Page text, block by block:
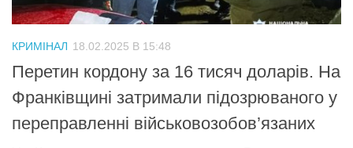
Курйози
Культура
Шоу-біз
#Війна
КРИМІНАЛ 18.02.2025 В 15:48
Перетин кордону за 16 тисяч доларів. На
Франківщині затримали підозрюваного у
переправленні військовозобов’язаних